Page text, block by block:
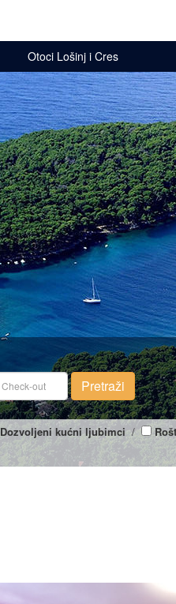
Otoci Lošinj i Cres
Pretraži
Dozvoljeni kućni ljubimci/